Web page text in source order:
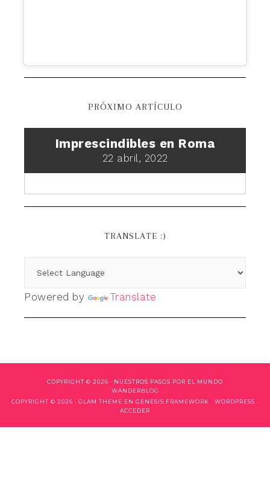
PRÓXIMO ARTÍCULO
Imprescindibles en Roma
22 abril, 2022
TRANSLATE :)
Powered by Translate
COPYRIGHT © 2026 · NUESTROS PASOS POR EL MUNDO
WANDERBLOG
COPYRIGHT © 2026 · GLAM THEME EN GENESIS FRAMEWORK · WORDPRESS ·
ACCEDER